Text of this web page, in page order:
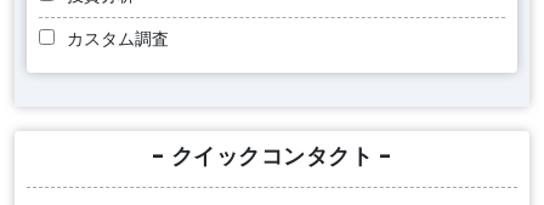
カスタム調査
- クイックコンタクト -